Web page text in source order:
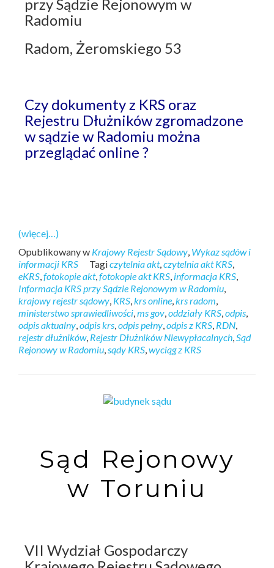
przy Sądzie Rejonowym w
Radomiu
Radom, Żeromskiego 53
Czy dokumenty z KRS oraz
Rejestru Dłużników zgromadzone
w sądzie w Radomiu można
przeglądać online ?
(więcej…)
Opublikowany w Krajowy Rejestr Sądowy, Wykaz sądów i
informacji KRS
Tagiczytelnia akt,czytelnia akt KRS,
eKRS,fotokopie akt,fotokopie akt KRS, informacja KRS,
Informacja KRS przy Sądzie Rejonowym w Radomiu,
krajowy rejestr sądowy, KRS,krs online,krs radom,
ministerstwo sprawiedliwości,ms gov,oddziały KRS,odpis,
odpis aktualny,odpis krs,odpis pełny,odpis z KRS, RDN,
rejestr dłużników, Rejestr Dłużników Niewypłacalnych,Sąd
Rejonowy w Radomiu,sądy KRS,wyciąg z KRS
Sąd Rejonowy
w Toruniu
VII Wydział Gospodarczy